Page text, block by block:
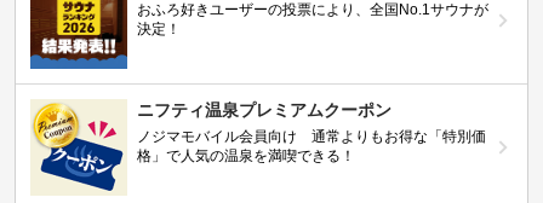
おふろ好きユーザーの投票により、全国No.1サウナが
決定！
ニフティ温泉プレミアムクーポン
ノジマモバイル会員向け 通常よりもお得な「特別価
格」で人気の温泉を満喫できる！